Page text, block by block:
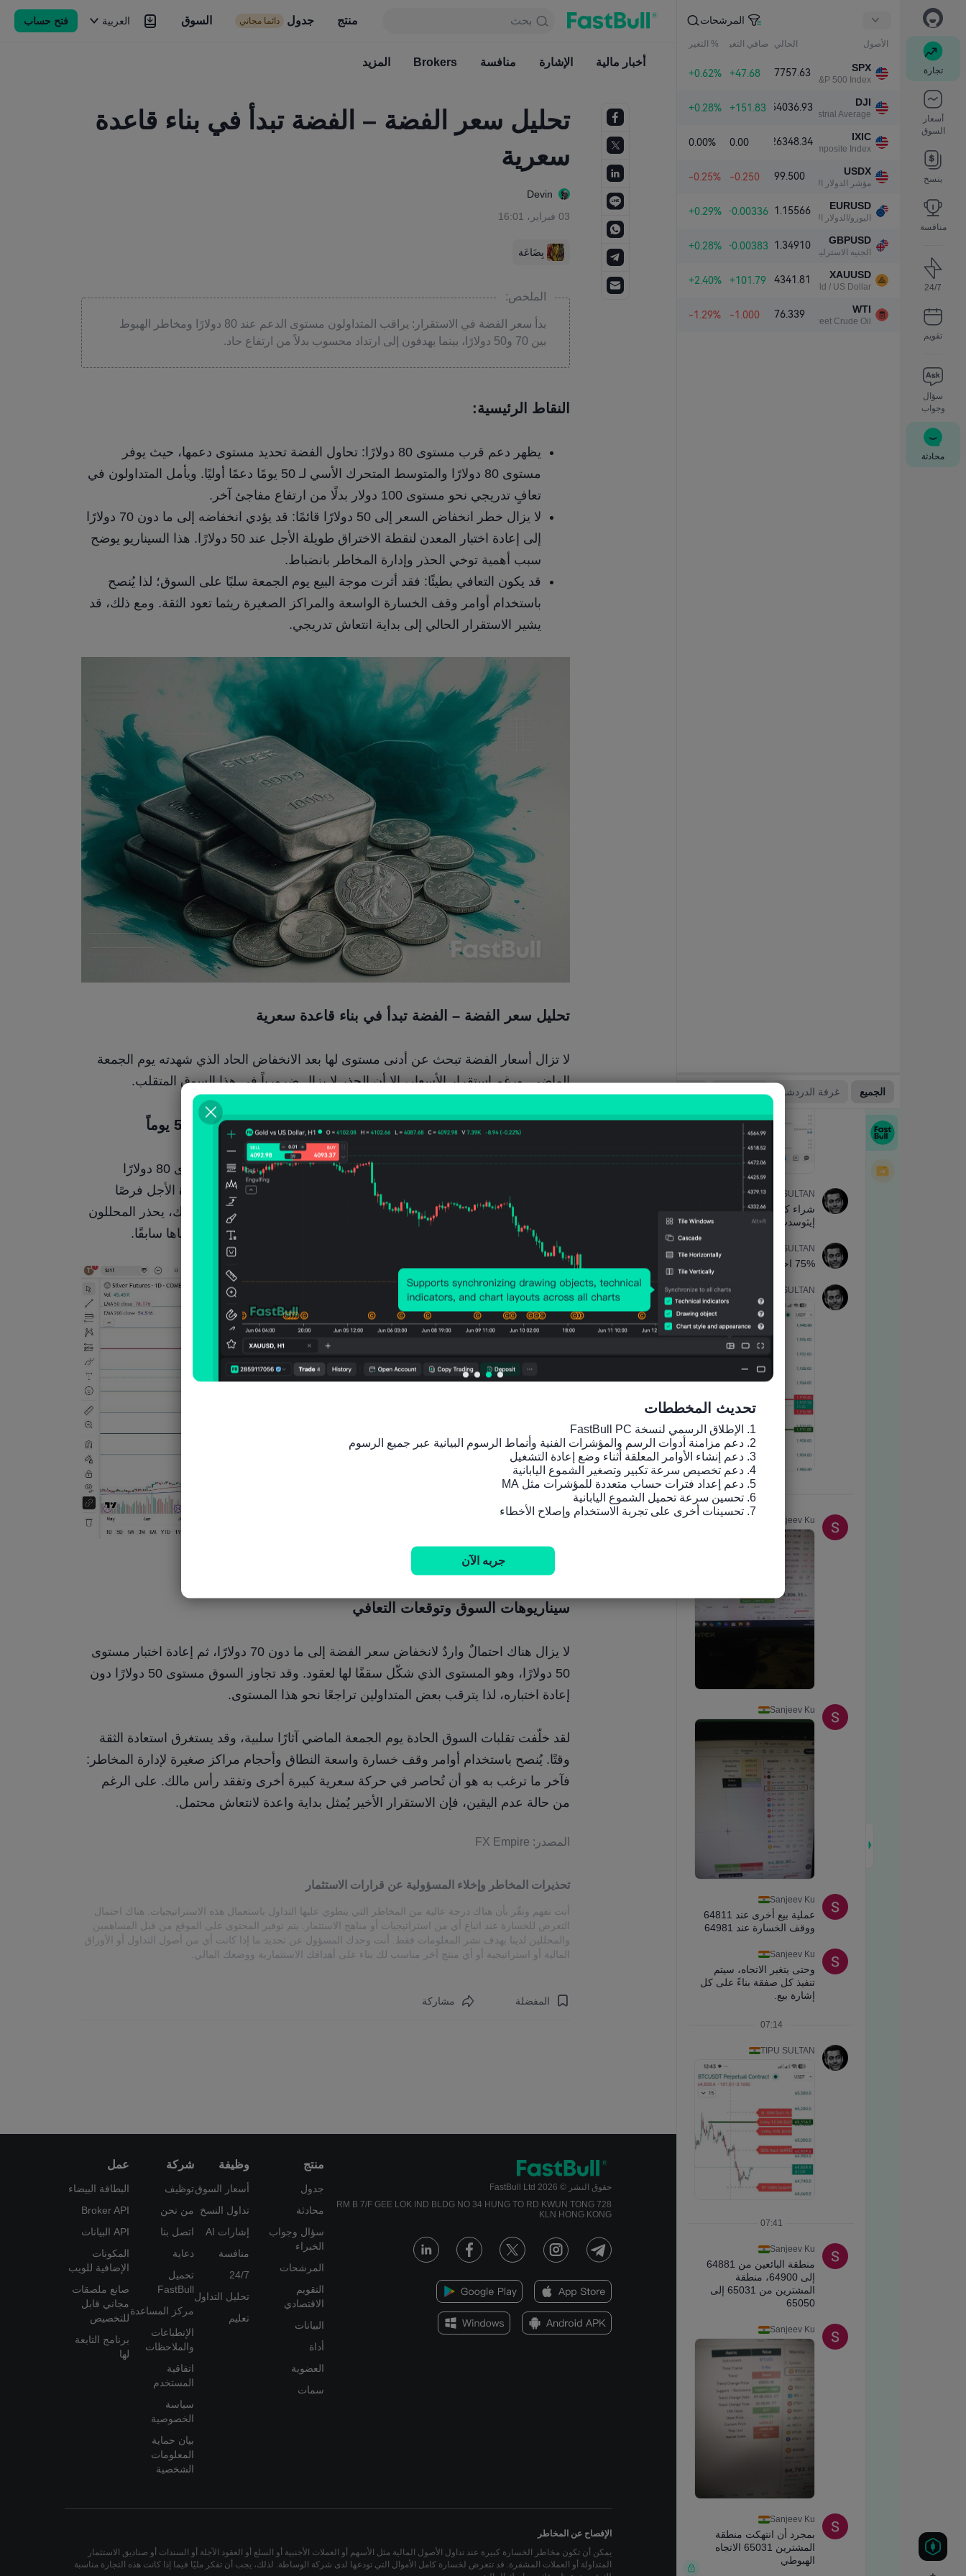
تجارة
أسعار
السوق
ينسخ
منافسة
24/7
تقويم
سؤال
وجواب
محادثة
المرشحات
الأصول الحالي صافي التغير % التغير
SPX
S&P 500 Index
7757.63
+47.68
+0.62%
DJI
Dow Jones Industrial Average
54036.93
+151.83
+0.28%
IXIC
NASDAQ Composite Index
26348.34
0.00
0.00%
USDX
مؤشر الدولار الأمريكي
99.500
-0.250
-0.25%
EURUSD
اليورو/الدولار الأمريكي
1.15566
+0.00336
+0.29%
GBPUSD
الجنيه الاسترليني/الدولار الأمريكي
1.34910
+0.00383
+0.28%
XAUUSD
Gold / US Dollar
4341.81
+101.79
+2.40%
WTI
Light Sweet Crude Oil
76.339
-1.000
-1.29%
بحث منتج جدول دائما مجاني السوق
أخبار مالية الإشارة منافسة
العربية فتح حساب
بحث
دائما مجاني السوق
أخبار مالية الإشارة منافسة Brokers المزيد
تحليل سعر الفضة – الفضة تبدأ في بناء قاعدة
سعرية
Devin
03 فبراير، 16:01
بِضَاعَة
الملخص:
بدأ سعر الفضة في الاستقرار: يراقب المتداولون مستوى الدعم عند 80 دولارًا ومخاطر الهبوط
بين 70 و50 دولارًا، بينما يهدفون إلى ارتداد محسوب بدلاً من ارتفاع حاد.
النقاط الرئيسية:
يظهر دعم قرب مستوى 80 دولارًا: تحاول الفضة تحديد مستوى دعمها، حيث يوفر
مستوى 80 دولارًا والمتوسط ​​المتحرك الأسي لـ 50 يومًا دعمًا أوليًا. ويأمل المتداولون في
تعافٍ تدريجي نحو مستوى 100 دولار بدلًا من ارتفاع مفاجئ آخر.
لا يزال خطر انخفاض السعر إلى 50 دولارًا قائمًا: قد يؤدي انخفاضه إلى ما دون 70 دولارًا
إلى إعادة اختبار المعدن لنقطة الاختراق طويلة الأجل عند 50 دولارًا. هذا السيناريو يوضح
سبب أهمية توخي الحذر وإدارة المخاطر بانضباط.
قد يكون التعافي بطيئًا: فقد أثرت موجة البيع يوم الجمعة سلبًا على السوق؛ لذا يُنصح
باستخدام أوامر وقف الخسارة الواسعة والمراكز الصغيرة ريثما تعود الثقة. ومع ذلك، قد
يشير الاستقرار الحالي إلى بداية انتعاش تدريجي.
تحليل سعر الفضة – الفضة تبدأ في بناء قاعدة سعرية
الماضي. ورغم استقرار الأسعار، إلا أن الحذر لا يزال ضرورياً في هذا السوق المتقلب.
وجدت الفضة دعماً قرب 80 دولاراً ومتوسط ​​الحركة الأسي لمدة 50 يوماً
شهد سوق الفضة ارتفاعًا طفيفًا خلال تداولات صباح الثلاثاء ،
من أن الصعود البطيء والثابت سيكون أفضل من التقلبات الحادة التي شهدناها سابقًا.
سيناريوهات السوق وتوقعات التعافي
إعادة اختباره، لذا يترقب بعض المتداولين تراجعًا نحو هذا المستوى.
من حالة عدم اليقين، فإن الاستقرار الأخير يُمثل بداية واعدة لانتعاش محتمل.
المصدر: FX Empire
تحذيرات المخاطر وإخلاء المسؤولية عن قرارات الاستثمار
أنت تفهم وتقّر بأن هناك درجة عالية من المخاطر التي ينطوي عليها التداول باستعمال هذه الاستراتيجيات. هناك احتمال
التعرض للخسارة عند اتباع أي من استراتيجيات أو مناهج الاستثمار. يتم توفير المحتوى على الموقع من قبل المساهمين
والمحللين لدينا بهدف نشر المعلومات فقط. أنت وحدك المسؤول عن تحديد ما إذا كانت أي من أصول التداول أو الأوراق
المالية أو استراتيجية أو أي منتج آخر مناسب لك بناء على أهدافك الاستثمارية ووضعك المالي.
المفضلة مشاركة
حقوق النشر © 2026 FastBull Ltd
728 RM B 7/F GEE LOK IND BLDG NO 34 HUNG TO RD KWUN TONG
KLN HONG KONG
منتج
جدول
محادثة
سؤال وجواب
الخبراء
المرشحات
التقويم
الاقتصادي
البيانات
أداة
العضوية
سمات
وظيفة
أسعار السوق
تداول النسخ
إشارات AI
منافسة
24/7
تحليل التداول
تعليم
شركة
توظيف
من نحن
اتصل بنا
دعاية
تحميل
FastBull
مركز المساعدة
الإنطباعات
والملاحظات
اتفاقية
المستخدم
سياسة
الخصوصية
بيان حماية
المعلومات
الشخصية
عمل
البطاقة البيضاء
Broker API
API البيانات
المكونات
الإضافية للويب
صانع ملصقات
مجاني قابل
للتخصيص
برنامج التابعة
لها
الإفصاح عن المخاطر
يمكن أن تكون مخاطر الخسارة كبيرة عند تداول الأصول المالية مثل الأسهم أو العملات الأجنبية أو السلع أو العقود الآجلة أو السندات أو صناديق الاستثمار
المتداولة أو العملات المشفرة. قد تتعرض لخسارة كامل الأموال التي تودعها لدى شركة الوساطة. لذلك، يجب أن تفكر مليًا فيما إذا كانت هذه التجارة مناسبة
تحديث المخططات
7. تحسينات أخرى على تجربة الاستخدام وإصلاح الأخطاء
جربه الآن